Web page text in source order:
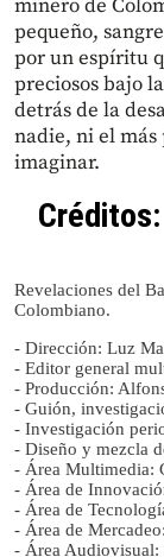
minero de
pequeño,
por un espíritu
preciosos bajo
detrás de la
nadie, ni el más
imaginar.
Créditos:
Revelaciones del
Colombiano.
- Dirección: Luz
- Editor general
- Producción:
- Guión,
- Investigación
- Diseño y mezcla
- Área Multimedia:
- Área de
- Área de
- Área de
- Área Audiovisual: